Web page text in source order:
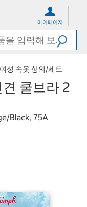
마이페이지
여성 속옷 상의/세트
쿨브라 2
Black, 75A